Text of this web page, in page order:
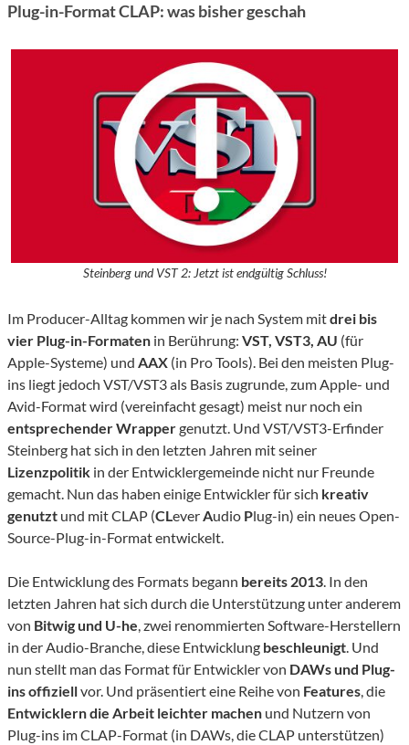
Plug-in-Format CLAP: was bisher geschah
Steinberg und VST 2: Jetzt ist endgültig Schluss!
Im Producer-Alltag kommen wir je nach System mitdrei bis
vier Plug-in-Formaten in Berührung: VST, VST3, AU (für
Apple-Systeme) und AAX (in Pro Tools). Bei den meisten Plug-
ins liegt jedoch VST/VST3 als Basis zugrunde, zum Apple- und
Avid-Format wird (vereinfacht gesagt) meist nur noch ein
entsprechender Wrappergenutzt. Und VST/VST3-Erfinder
Steinberg hat sich in den letzten Jahren mit seiner
Lizenzpolitik in der Entwicklergemeinde nicht nur Freunde
gemacht. Nun das haben einige Entwickler für sich kreativ
genutzt und mit CLAP (CLeverAudio Plug-in) ein neues Open-
Source-Plug-in-Format entwickelt.
Die Entwicklung des Formats begann bereits 2013. In den
letzten Jahren hat sich durch die Unterstützung unter anderem
von Bitwig und U-he, zwei renommierten Software-Herstellern
in der Audio-Branche, diese Entwicklung beschleunigt. Und
nun stellt man das Format für Entwickler von DAWs und Plug-
insoffiziellvor. Und präsentiert eine Reihe von Features, die
Entwicklern die Arbeit leichter machen und Nutzern von
Plug-ins im CLAP-Format (in DAWs, die CLAP unterstützen)